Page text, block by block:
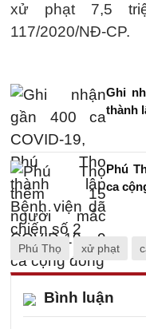
xử phạt 7,5
117/2020/NĐ-CP.
Ghi
thành
Phú
ca
Phú Thọ xử phạt
Bình luận